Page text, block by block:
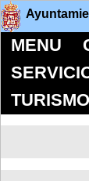
MENU
TURISMO